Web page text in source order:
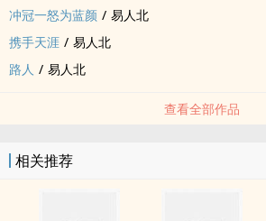
冲冠一怒为蓝颜 / 易人北
携手天涯 / 易人北
路人 / 易人北
查看全部作品
相关推荐